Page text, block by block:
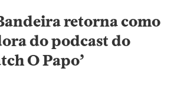
retorna como
do podcast do
O Papo’